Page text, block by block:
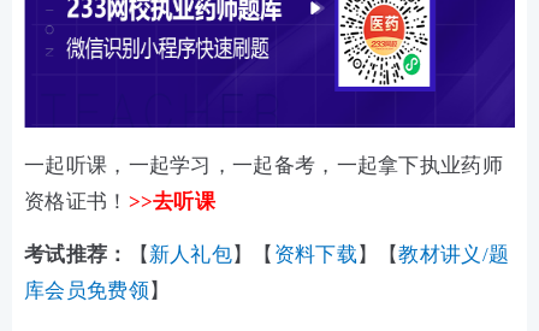
一起听课，一起学习，一起备考，一起拿下执业药师
资格证书！ >>去听课
考试推荐： 【 新人礼包】【 资料下载 】【教材讲义/题
库会员免费领 】